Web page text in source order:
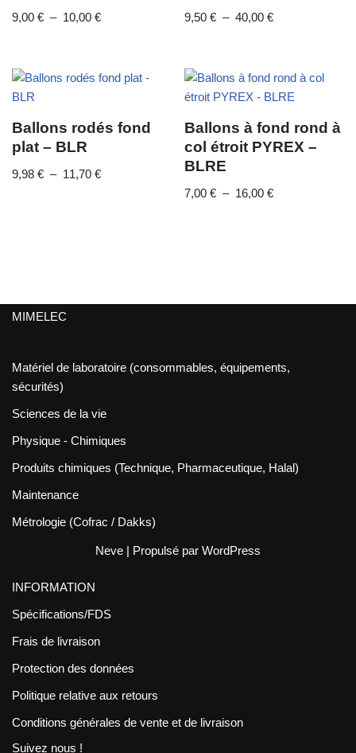
9,00 € – 10,00 € 9,50€ – 40,00€
Ballons rodés fond
plat – BLR
9,98 € – 11,70 €
Ballons à fond rond à
col étroit PYREX –
BLRE
7,00€ – 16,00€
MIMELEC
Matériel de laboratoire (consommables, équipements,
sécurités)
Sciences de la vie
Physique - Chimiques
Produits chimiques (Technique, Pharmaceutique, Halal)
Maintenance
Métrologie (Cofrac / Dakks)
Neve | Propulsé par WordPress
INFORMATION
Spécifications/FDS
Frais de livraison
Protection des données
Politique relative aux retours
Conditions générales de vente et de livraison
Suivez nous !